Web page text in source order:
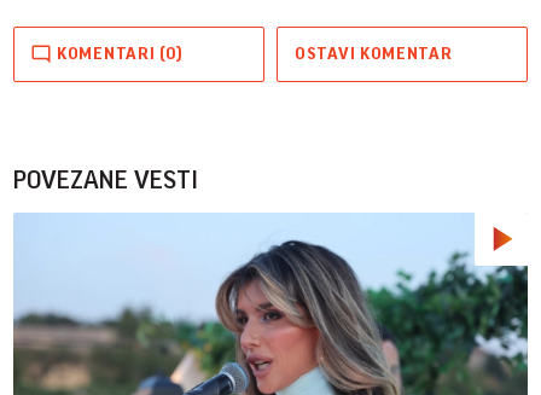
KOMENTARI (0) OSTAVI KOMENTAR
POVEZANE VESTI